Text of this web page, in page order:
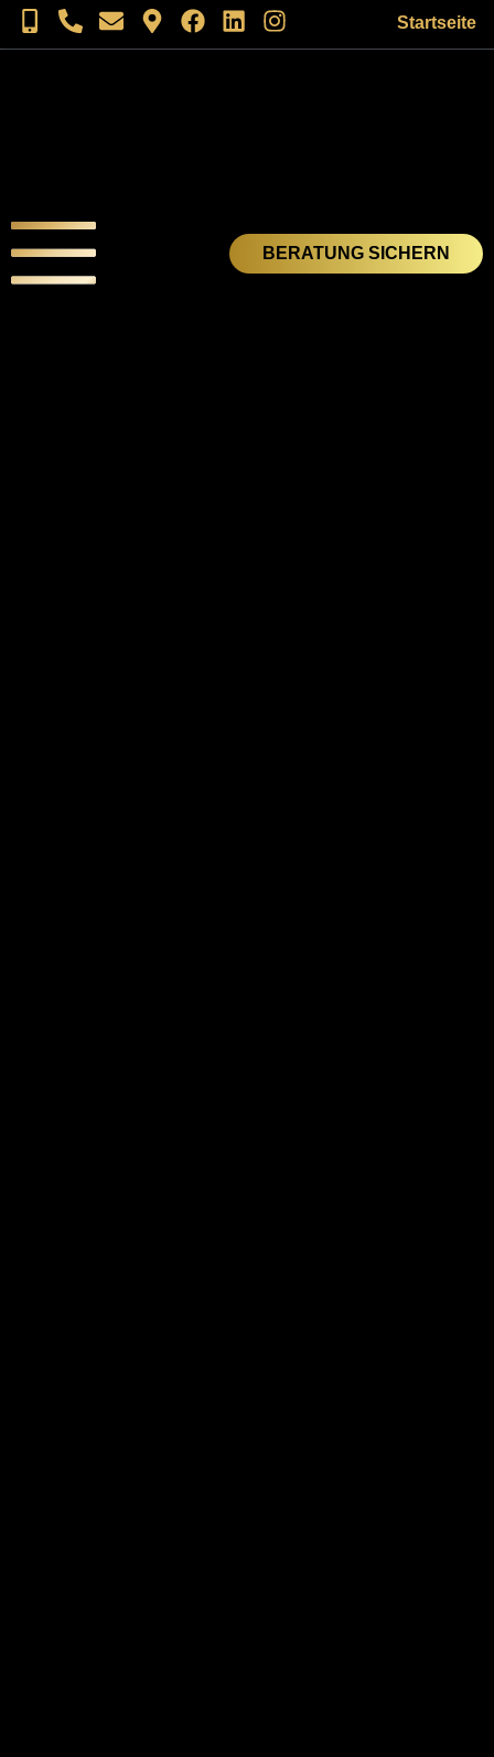
Startseite
BERATUNG SICHERN